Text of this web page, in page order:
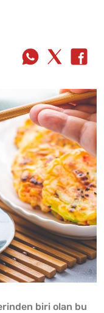
biri olan bu